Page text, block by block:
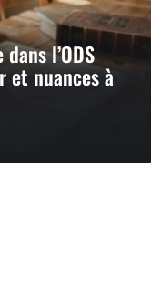
l’ODS
et nuances à